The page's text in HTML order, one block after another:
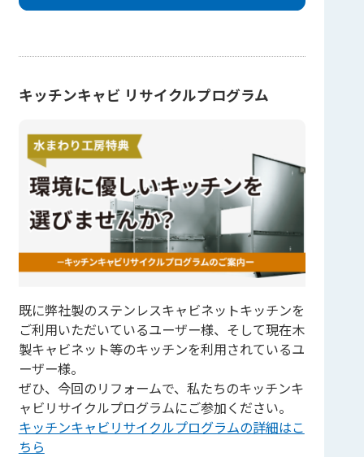
キッチンキャビ リサイクルプログラム
既に弊社製のステンレスキャビネットキッチンを
ご利用いただいているユーザー様、そして現在木
製キャビネット等のキッチンを利用されているユ
ーザー様。
ぜひ、今回のリフォームで、私たちのキッチンキ
ャビリサイクルプログラムにご参加ください。
キッチンキャビリサイクルプログラムの詳細はこ
ちら